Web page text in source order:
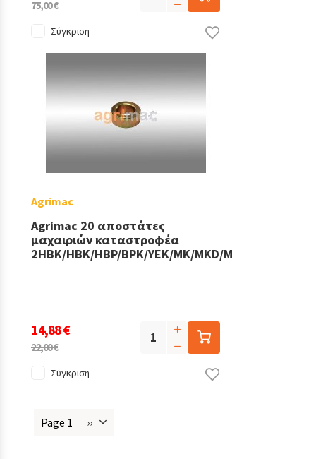
75,00 €
Σύγκριση
Agrimac
Agrimac 20 αποστάτες
μαχαιριών καταστροφέα
2HBK/HBK/HBP/BPK/YEK/MK/MKD/MKP/ATK
14,88 €
22,00 €
Σύγκριση
Page 1
Next
››